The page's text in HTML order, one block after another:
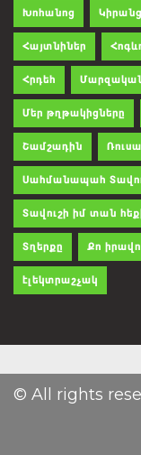
Խոհանոց Կիրանց
Հայտնիներ
Հրդեհ
Մեր թղթակիցները
Շամշադին
Սահմանապահ
Տավուշի իմ տան
Տղերքը Քո
էլեկտրաշչակ
© All rights